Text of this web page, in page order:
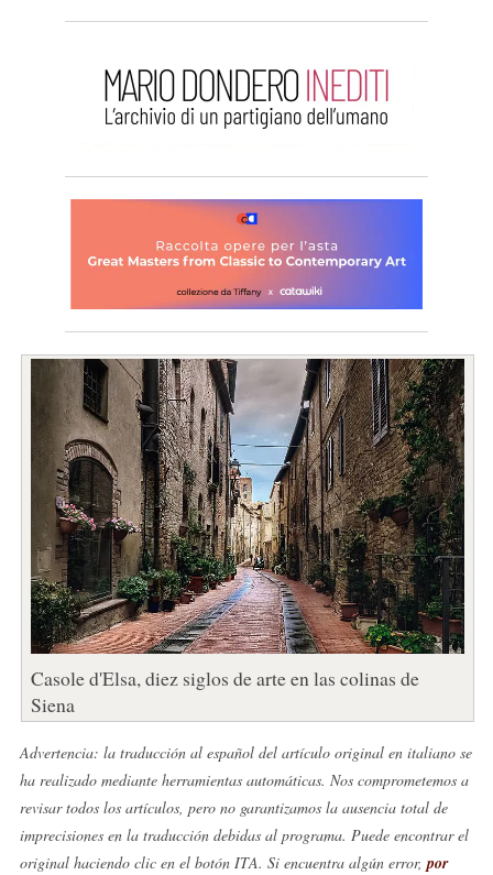
Casole d'Elsa, diez siglos de arte en las colinas de
Siena
Advertencia: la traducción al español del artículo original en italiano se
ha realizado mediante herramientas automáticas. Nos comprometemos a
revisar todos los artículos, pero no garantizamos la ausencia total de
imprecisiones en la traducción debidas al programa. Puede encontrar el
original haciendo clic en el botón ITA. Si encuentra algún error, por